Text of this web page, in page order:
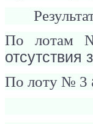
По лотам
отсутствия
По лоту № 3